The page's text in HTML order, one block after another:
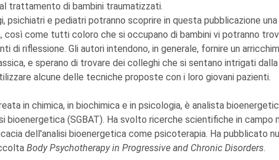
trattamento di bambini traumatizzati.
psichiatri e pediatri potranno scoprire in questa pubblicazione una
così come tutti coloro che si occupano di bambini vi potranno
di riflessione. Gli autori intendono, in generale, fornire un
e sperano di trovare dei colleghi che si sentano intrigati
alcune delle tecniche proposte con i loro giovani pazienti.
in chimica, in biochimica e in psicologia, è analista
bioenergetica (SGBAT). Ha svolto ricerche scientifiche in campo
dell'analisi bioenergetica come psicoterapia. Ha pubblicato
Body Psychotherapy in Progressive and Chronic Disorders.